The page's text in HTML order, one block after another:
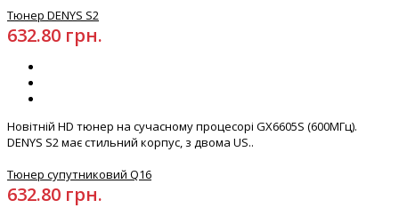
Тюнер DENYS S2
632.80 грн.
Новітній HD тюнер на сучасному процесорі GX6605S (600МГц).
DENYS S2 має стильний корпус, з двома US..
Тюнер супутниковий Q16
632.80 грн.